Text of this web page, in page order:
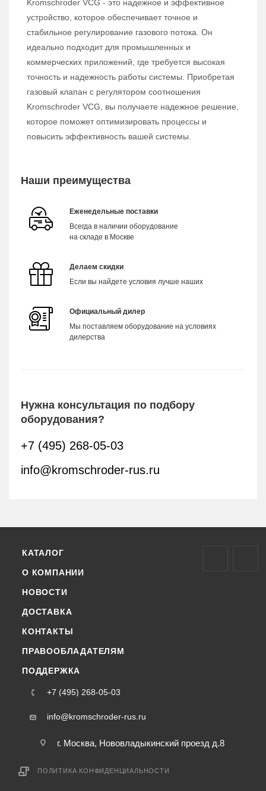
Kromschroder VCG - это надежное и эффективное
устройство, которое обеспечивает точное и
стабильное регулирование газового потока. Он
идеально подходит для промышленных и
коммерческих приложений, где требуется высокая
точность и надежность работы системы. Приобретая
газовый клапан с регулятором соотношения
Kromschroder VCG, вы получаете надежное решение,
которое поможет оптимизировать процессы и
повысить эффективность вашей системы.
Наши преимущества
Еженедельные поставки
Всегда в наличии оборудование
на складе в Москве
Делаем скидки
Если вы найдете условия лучше наших
Официальный дилер
Мы поставляем оборудование на условиях
дилерства
Нужна консультация по подбору
оборудования?
+7 (495) 268-05-03
info@kromschroder-rus.ru
КАТАЛОГ
О КОМПАНИИ
НОВОСТИ
ДОСТАВКА
КОНТАКТЫ
ПРАВООБЛАДАТЕЛЯМ
ПОДДЕРЖКА
+7 (495) 268-05-03
info@kromschroder-rus.ru
г. Москва, Нововладыкинский проезд д.8
ПОЛИТИКА КОНФИДЕНЦИАЛЬНОСТИ